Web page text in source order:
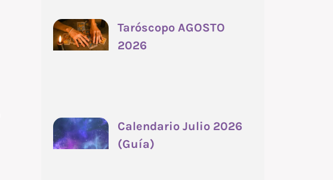
Taróscopo AGOSTO
2026
Calendario Julio 2026
(Guía)